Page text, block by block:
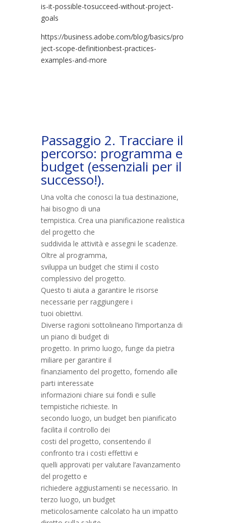
is-it-possible-tosucceed-without-project-
goals
https://business.adobe.com/blog/basics/pro
ject-scope-definitionbest-practices-
examples-and-more
Passaggio 2. Tracciare il
percorso: programma e
budget (essenziali per il
successo!).
Una volta che conosci la tua destinazione,
hai bisogno di una
tempistica. Crea una pianificazione realistica
del progetto che
suddivida le attività e assegni le scadenze.
Oltre al programma,
sviluppa un budget che stimi il costo
complessivo del progetto.
Questo ti aiuta a garantire le risorse
necessarie per raggiungere i
tuoi obiettivi.
Diverse ragioni sottolineano l’importanza di
un piano di budget di
progetto. In primo luogo, funge da pietra
miliare per garantire il
finanziamento del progetto, fornendo alle
parti interessate
informazioni chiare sui fondi e sulle
tempistiche richieste. In
secondo luogo, un budget ben pianificato
facilita il controllo dei
costi del progetto, consentendo il
confronto tra i costi effettivi e
quelli approvati per valutare l’avanzamento
del progetto e
richiedere aggiustamenti se necessario. In
terzo luogo, un budget
meticolosamente calcolato ha un impatto